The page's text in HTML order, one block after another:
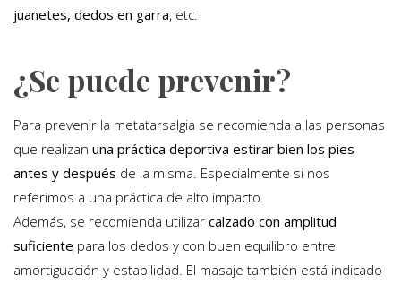
juanetes, dedos en garra, etc.
¿Se puede prevenir?
Para prevenir la metatarsalgia se recomienda a las personas
que realizan una práctica deportiva estirar bien los pies
antes y después de la misma. Especialmente si nos
referimos a una práctica de alto impacto.
Además, se recomienda utilizar calzado con amplitud
suficiente para los dedos y con buen equilibro entre
amortiguación y estabilidad. El masaje también está indicado